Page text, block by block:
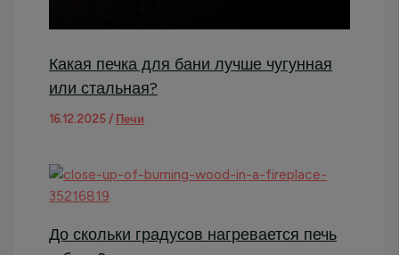
Какая печка для бани лучше чугунная
или стальная?
16.12.2025 / Печи
До скольки градусов нагревается печь